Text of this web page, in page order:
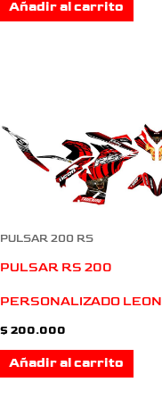
Añadir al carrito
PULSAR 200 RS
PULSAR RS 200
PERSONALIZADO LEON
$ 200.000
Añadir al carrito